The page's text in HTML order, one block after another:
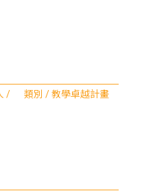
/ 類別 / 教學卓越計畫